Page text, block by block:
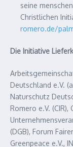
seine
Christlichen
romero.de/
Die Initiative
Deutschland e.V.
Naturschutz
Romero e.V.
(DGB), Forum
Greenpeace e.V.,